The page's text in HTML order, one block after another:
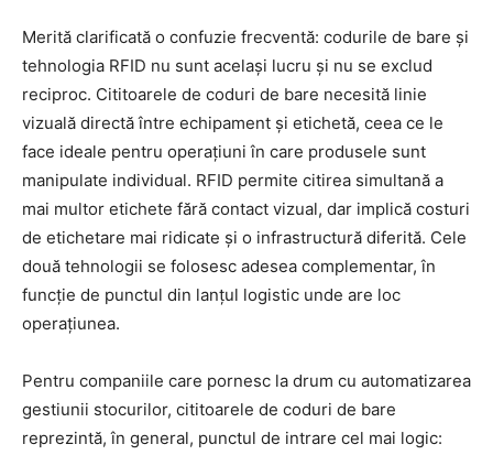
Merită clarificată o confuzie frecventă: codurile de bare și
tehnologia RFID nu sunt același lucru și nu se exclud
reciproc. Cititoarele de coduri de bare necesită linie
vizuală directă între echipament și etichetă, ceea ce le
face ideale pentru operațiuni în care produsele sunt
manipulate individual. RFID permite citirea simultană a
mai multor etichete fără contact vizual, dar implică costuri
de etichetare mai ridicate și o infrastructură diferită. Cele
două tehnologii se folosesc adesea complementar, în
funcție de punctul din lanțul logistic unde are loc
operațiunea.
Pentru companiile care pornesc la drum cu automatizarea
gestiunii stocurilor, cititoarele de coduri de bare
reprezintă, în general, punctul de intrare cel mai logic: